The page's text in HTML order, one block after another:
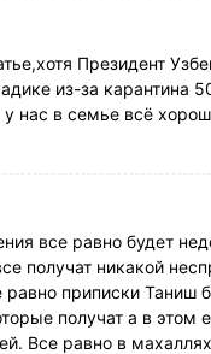
Президент
из-за карантина
у нас в семье всё
все равно будет
получат никакой
приписки Таниш
получат а в этом
Все равно в